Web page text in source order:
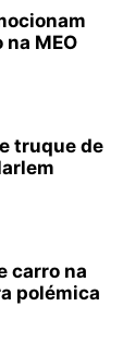
MEO
truque de
carro na
polémica